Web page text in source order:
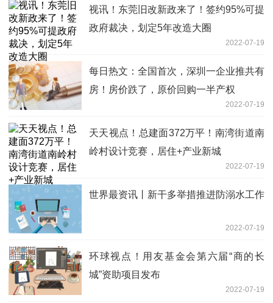
视讯！东莞旧改新政来了！签约95%可提
政府裁决，划定5年改造大圈
2022-07-19
每日热文：全国首次，深圳一企业推共有
房！房价跌了，原价回购一半产权
2022-07-19
天天视点！总建面372万平！南湾街道南
岭村设计竞赛，居住+产业新城
2022-07-19
世界最资讯丨新干多举措推进防溺水工作
2022-07-19
环球视点！用友基金会第六届“商的长
城”资助项目发布
2022-07-19